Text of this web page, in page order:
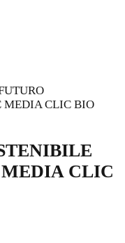
MEDIA CLIC BIO
CLIC